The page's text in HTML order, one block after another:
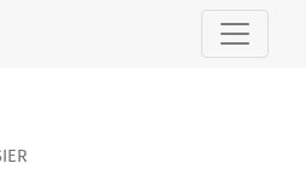
y el significado en la historia